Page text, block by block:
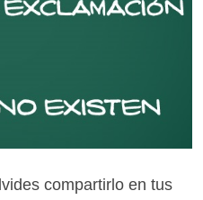
compartirlo en tus